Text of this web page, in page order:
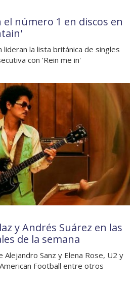
número 1 en discos en
lideran la lista británica de singles
con 'Rein me in'
y Andrés Suárez en las
de la semana
Sanz y Elena Rose, U2 y
Football entre otros